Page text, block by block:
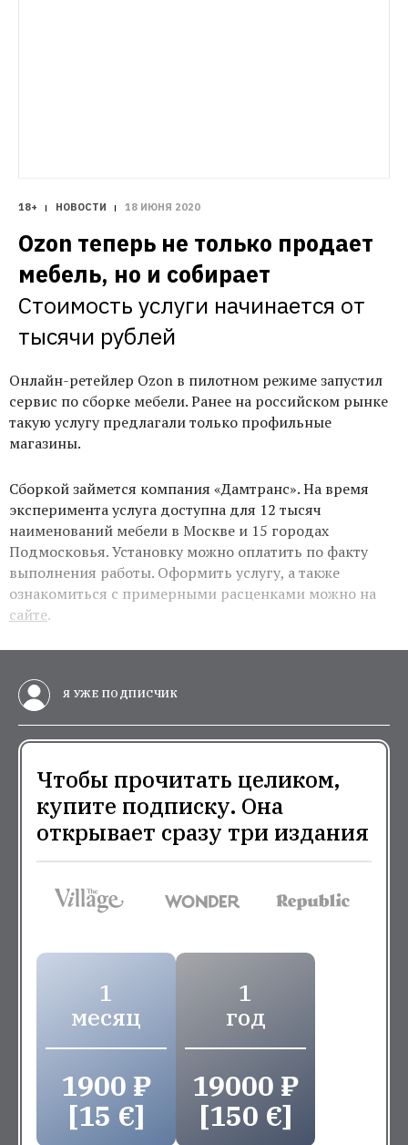
18+ НОВОСТИ 18 ИЮНЯ 2020
Ozon теперь не только продает
мебель, но и собирает
Стоимость услуги начинается от
тысячи рублей
Онлайн-ретейлер Ozon в пилотном режиме запустил
сервис по сборке мебели. Ранее на российском рынке
такую услугу предлагали только профильные
магазины.
Сборкой займется компания «Дамтранс». На время
эксперимента услуга доступна для 12 тысяч
наименований мебели в Москве и 15 городах
Подмосковья. Установку можно оплатить по факту
выполнения работы. Оформить услугу, а также
ознакомиться с примерными расценками можно на
сайте.
Я УЖЕ ПОДПИСЧИК
Чтобы прочитать целиком,
купите подписку. Она
открывает сразу три издания
1
месяц
1900 ₽
[15 €]
1
год
19000 ₽
[150 €]